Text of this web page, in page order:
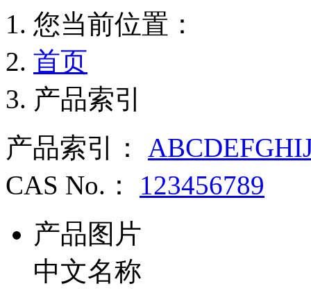
您当前位置：
首页
产品索引
产品索引： ABCDEFGHI
CAS No.： 123456789
产品图片
中文名称